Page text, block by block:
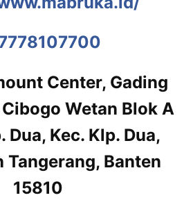
Center, Gading
Wetan Blok A
Dua, Kec. Klp. Dua,
Tangerang, Banten
15810